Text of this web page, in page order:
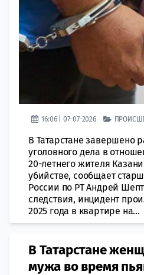
16:06 | 07-07-2026
В Татарстане завершено
уголовного дела в
20-летнего жителя
убийстве, сообщает
России по РТ Андрей
следствия, инцидент
2025 года в квартире на...
В Татарстане
мужа во время